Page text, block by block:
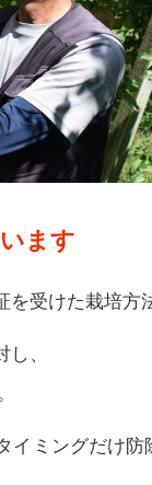
ます
を受けた栽培方
、
ミングだけ